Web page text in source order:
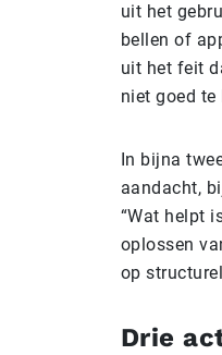
uit het
bellen of
uit het feit
niet goed te
In bijna
aandacht,
“Wat helpt
oplossen
op
Drie